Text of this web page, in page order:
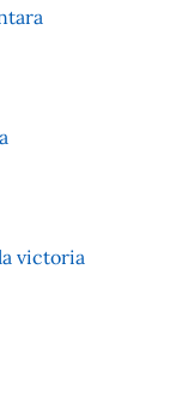
victoria